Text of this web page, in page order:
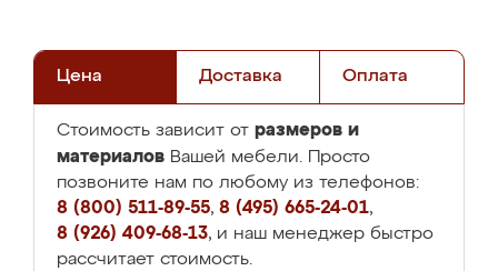
Цена Доставка Оплата
Стоимость зависит от размеров и
материалов Вашей мебели. Просто
позвоните нам по любому из телефонов:
8 (800) 511-89-55, 8 (495) 665-24-01,
8 (926) 409-68-13, и наш менеджер быстро
рассчитает стоимость.